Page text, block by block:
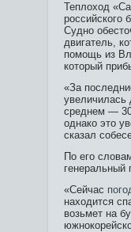
Теплоход
российского
Судно
дви­гатель,
помощь из
который
«За
увеличилась
среднем —
однако это
сказал
По его
генеральный
«Сейчас
находи­тся
возьмет на